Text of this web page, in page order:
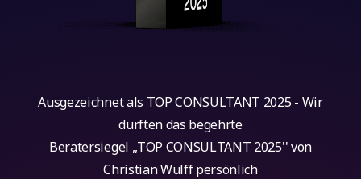
Ausgezeichnet als TOP CONSULTANT 2025 - Wir
durften das begehrte
Beratersiegel ,,TOP CONSULTANT 2025'' von
Christian Wulff persönlich